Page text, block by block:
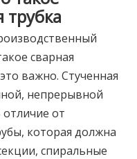
трубка
сварная
важно. Стученная
непрерывной
от
которая должна
спиральные